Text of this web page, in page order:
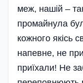
меж, нашій –
промайнула
кожного якісь
напевне, не
приїхали! Не